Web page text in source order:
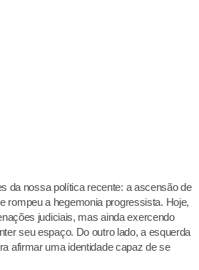
da nossa política recente: a ascensão de
rompeu a hegemonia progressista. Hoje,
judiciais, mas ainda exercendo
seu espaço. Do outro lado, a esquerda
afirmar uma identidade capaz de se